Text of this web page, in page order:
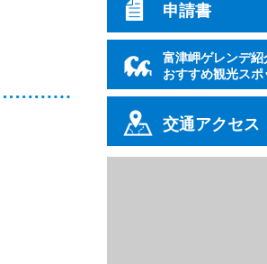
申請書
富津岬ゲレンデ紹
おすすめ観光スポ
交通アクセス